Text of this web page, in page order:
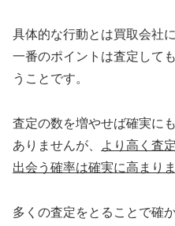
具体的な行動とは買取会社
一番のポイントは査定して
うことです。
査定の数を増やせば確実に
ありませんが、
より高く査
出会う確率は確実に高まりま
多くの査定をとることで確